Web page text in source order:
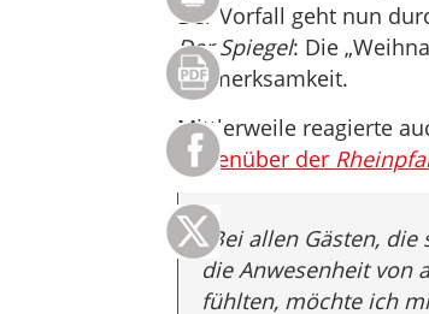
Der Vorfall geht nun
Der Spiegel: Die
Aufmerksamkeit.
Mittlerweile reagierte
Gegenüber der
„Bei allen Gästen,
die Anwesenheit von
fühlten, möchte ich